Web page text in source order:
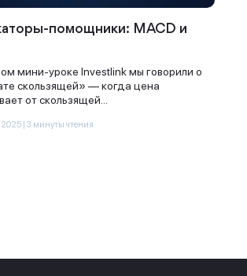
MACD и
мини-уроке Investlink мы говорили о
скользящей» — когда цена
от скользящей...
2025 | 3 минуты чтения